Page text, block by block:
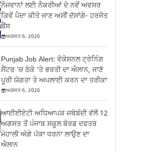
ਨੌਜਵਾਨਾਂ ਲਈ ਨੌਕਰੀਆਂ ਦੇ ਨਵੇਂ ਅਵਸਰ
ਕਿਵੇਂ ਪੈਦਾ ਕੀਤੇ ਜਾਣ ਅਸੀਂ ਦੱਸਾਂਗੇ- ਹਰਜੋਤ
ਬੈਂਸ
ਅਗਸਤ 6, 2026
Punjab Job Alert: ਵੋਕੇਸ਼ਨਲ ਟ੍ਰੇਨਿੰਗ
ਸੈਂਟਰ ‘ਚ ਠੇਕੇ ‘ਤੇ ਭਰਤੀ ਦਾ ਐਲਾਨ, ਜਾਣੋ
ਪੂਰੀ ਯੋਗਤਾ ਤੇ ਅਪਲਾਈ ਕਰਨ ਦਾ ਤਰੀਕਾ
ਅਗਸਤ 6, 2026
ਆਈਈਏਟੀ ਅਧਿਆਪਕ ਜਥੇਬੰਦੀ ਵੱਲੋਂ 12
ਅਗਸਤ ਤੋਂ ਪੰਜਾਬ ਸਕੂਲ ਬੋਰਡ ਦਫਤਰ
ਮੋਹਾਲੀ ਅੱਗੇ ਪੱਕਾ ਧਰਨਾ ਲਾਉਣ ਦਾ
ਐਲਾਨ